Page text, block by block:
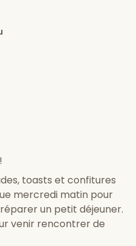
toasts et confitures
mercredi matin pour
un petit déjeuner.
venir rencontrer de